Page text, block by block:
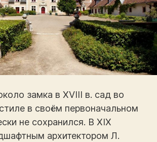
замка в XVIII в. сад во
в своём первоначальном
не сохранился. В XIX
архитектором Л.